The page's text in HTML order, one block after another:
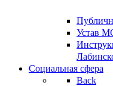
Устав
Социальная сфера
Back